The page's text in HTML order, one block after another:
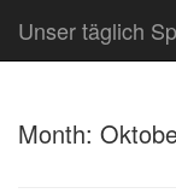
Unser täglich
Month: